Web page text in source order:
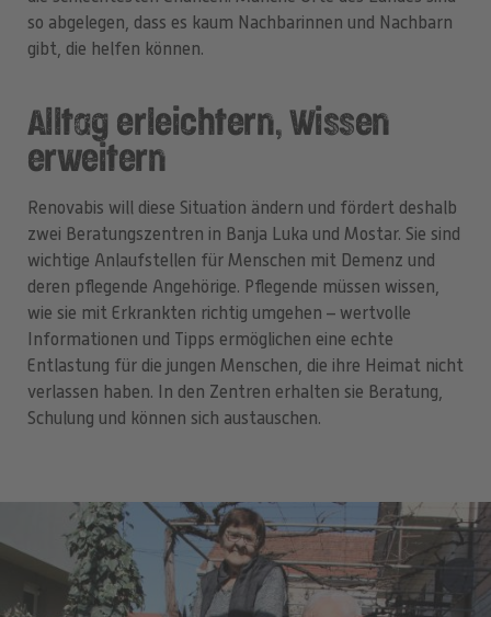
so abgelegen, dass es kaum Nachbarinnen und Nachbarn
gibt, die helfen können.
Alltag erleichtern, Wissen
erweitern
Renovabis will diese Situation ändern und fördert deshalb
zwei Beratungszentren in Banja Luka und Mostar. Sie sind
wichtige Anlaufstellen für Menschen mit Demenz und
deren pflegende Angehörige. Pflegende müssen wissen,
wie sie mit Erkrankten richtig umgehen – wertvolle
Informationen und Tipps ermöglichen eine echte
Entlastung für die jungen Menschen, die ihre Heimat nicht
verlassen haben. In den Zentren erhalten sie Beratung,
Schulung und können sich austauschen.